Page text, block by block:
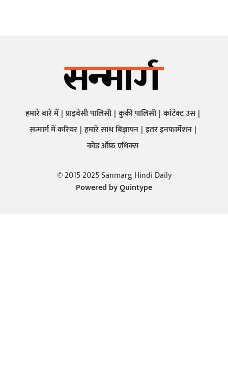
हमारे बारे में प्राइवेसी पालिसी कुकी पालिसी कांटेक्ट उस
सन्मार्ग में करियर हमारे साथ बिज्ञापन इतर इनफार्मेशन
कोड ऑफ़ एथिक्स
© 2015-2025 Sanmarg Hindi Daily
Powered byQuintype